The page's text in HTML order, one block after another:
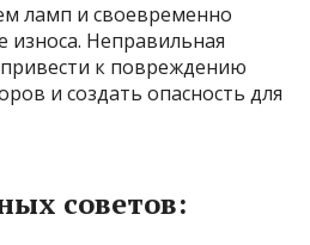
ламп и своевременно
износа. Неправильная
к повреждению
и создать опасность для
советов: